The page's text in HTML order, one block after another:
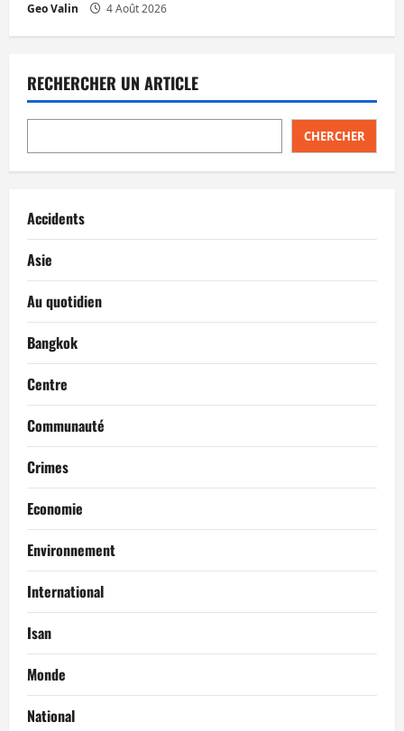
Geo Valin 4 Août 2026
RECHERCHER UN ARTICLE
CHERCHER
Accidents
Asie
Au quotidien
Bangkok
Centre
Communauté
Crimes
Economie
Environnement
International
Isan
Monde
National